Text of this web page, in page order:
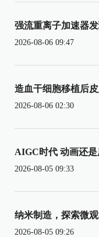
强流重离子加速器
2026-08-06 09:47
造血干细胞移植后
2026-08-06 02:30
AIGC时代 动画还
2026-08-05 09:33
纳米制造，探索微
2026-08-05 09:26